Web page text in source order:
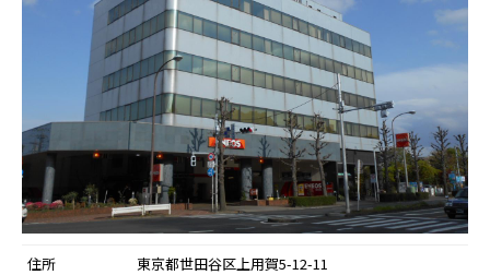
住所
東京都世田谷区上用賀5-12-11